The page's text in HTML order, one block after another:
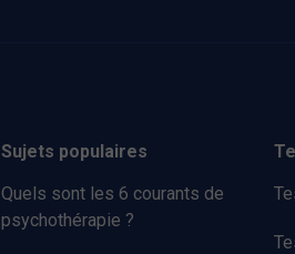
Sujets populaires
Quels sont les 6 courants de
psychothérapie ?